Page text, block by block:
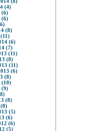
(4)
(6)
(6)
(8)
(6)
(7)
(11)
(8)
(11)
(6)
(8)
(10)
(9)
(8)
(5)
(6)
(6)
(5)